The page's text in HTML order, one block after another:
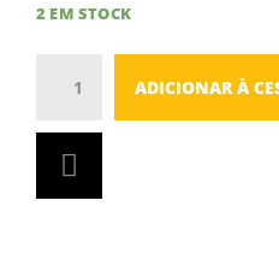
2 EM STOCK
ADICIONAR À